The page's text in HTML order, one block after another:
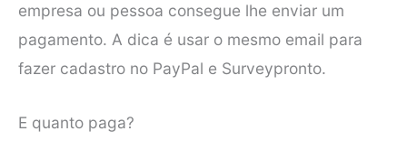
empresa ou pessoa consegue lhe enviar um
pagamento. A dica é usar o mesmo email para
fazer cadastro no PayPal e Surveypronto.
E quanto paga?